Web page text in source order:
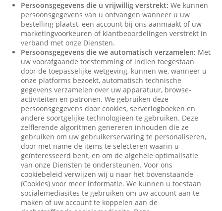
Persoonsgegevens die u vrijwillig verstrekt: We kunnen
persoonsgegevens van u ontvangen wanneer u uw
bestelling plaatst, een account bij ons aanmaakt of uw
marketingvoorkeuren of klantbeoordelingen verstrekt in
verband met onze Diensten.
Persoonsgegevens die we automatisch verzamelen: Met
uw voorafgaande toestemming of indien toegestaan
door de toepasselijke wetgeving, kunnen we, wanneer u
onze platforms bezoekt, automatisch technische
gegevens verzamelen over uw apparatuur, browse-
activiteiten en patronen. We gebruiken deze
persoonsgegevens door cookies, serverlogboeken en
andere soortgelijke technologieën te gebruiken. Deze
zelflerende algoritmen genereren inhouden die ze
gebruiken om uw gebruikerservaring te personaliseren,
door met name de items te selecteren waarin u
geïnteresseerd bent, en om de algehele optimalisatie
van onze Diensten te ondersteunen. Voor ons
cookiebeleid verwijzen wij u naar het bovenstaande
(Cookies) voor meer informatie. We kunnen u toestaan
socialemediasites te gebruiken om uw account aan te
maken of uw account te koppelen aan de